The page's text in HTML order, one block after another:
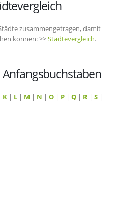
zusammengetragen, damit
können: >>Städtevergleich.
K | L | M | N | O | P | Q | R | S |